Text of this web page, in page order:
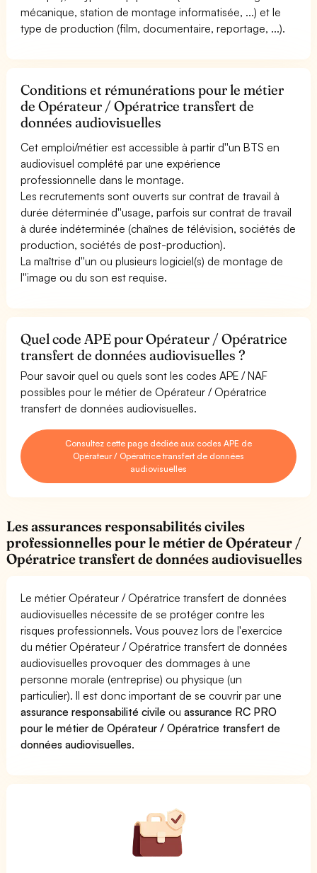
mécanique, station de montage informatisée, ...) et le
type de production (film, documentaire, reportage, ...).
Conditions et rémunérations pour le métier
de Opérateur / Opératrice transfert de
données audiovisuelles
Cet emploi/métier est accessible à partir d''un BTS en
audiovisuel complété par une expérience
professionnelle dans le montage.
Les recrutements sont ouverts sur contrat de travail à
durée déterminée d''usage, parfois sur contrat de travail
à durée indéterminée (chaînes de télévision, sociétés de
production, sociétés de post-production).
La maîtrise d''un ou plusieurs logiciel(s) de montage de
l''image ou du son est requise.
Quel code APE pour Opérateur / Opératrice
transfert de données audiovisuelles ?
Pour savoir quel ou quels sont les codes APE / NAF
possibles pour le métier de Opérateur / Opératrice
transfert de données audiovisuelles.
Consultez cette page dédiée aux codes APE de
Opérateur / Opératrice transfert de données
audiovisuelles
Les assurances responsabilités civiles
professionnelles pour le métier de Opérateur /
Opératrice transfert de données audiovisuelles
Le métier Opérateur / Opératrice transfert de données
audiovisuelles nécessite de se protéger contre les
risques professionnels. Vous pouvez lors de l'exercice
du métier Opérateur / Opératrice transfert de données
audiovisuelles provoquer des dommages à une
personne morale (entreprise) ou physique (un
particulier). Il est donc important de se couvrir par une
assurance responsabilité civile ouassurance RC PRO
pour le métier de Opérateur / Opératrice transfert de
données audiovisuelles.